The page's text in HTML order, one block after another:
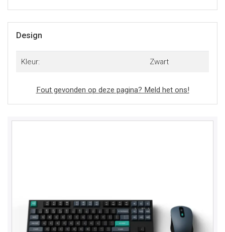
Design
Kleur: Zwart
Fout gevonden op deze pagina? Meld het ons!